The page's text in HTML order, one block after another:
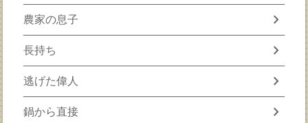
農家の息子 chevron_right
長持ち chevron_right
逃げた偉人 chevron_right
鍋から直接 chevron_right